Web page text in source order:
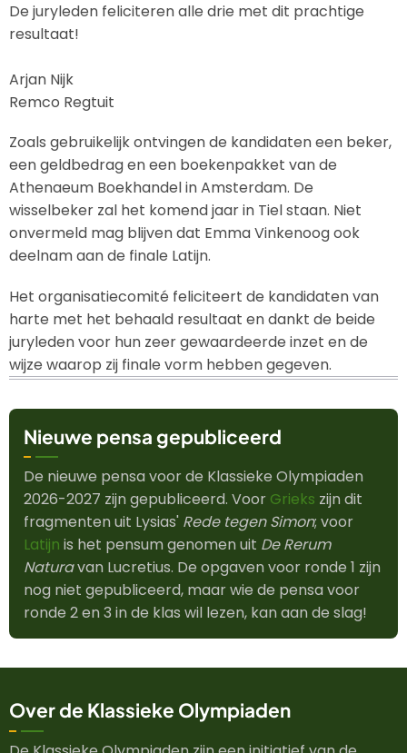
De juryleden feliciteren alle drie met dit prachtige
resultaat!
Arjan Nijk
Remco Regtuit
Zoals gebruikelijk ontvingen de kandidaten een beker,
een geldbedrag en een boekenpakket van de
Athenaeum Boekhandel in Amsterdam. De
wisselbeker zal het komend jaar in Tiel staan. Niet
onvermeld mag blijven dat Emma Vinkenoog ook
deelnam aan de finale Latijn.
Het organisatiecomité feliciteert de kandidaten van
harte met het behaald resultaat en dankt de beide
juryleden voor hun zeer gewaardeerde inzet en de
wijze waarop zij finale vorm hebben gegeven.
Nieuwe pensa gepubliceerd
De nieuwe pensa voor de Klassieke Olympiaden
2026-2027 zijn gepubliceerd. Voor Grieks zijn dit
fragmenten uit Lysias' Rede tegen Simon; voor
Latijn is het pensum genomen uit De Rerum
Naturavan Lucretius. De opgaven voor ronde 1 zijn
nog niet gepubliceerd, maar wie de pensa voor
ronde 2 en 3 in de klas wil lezen, kan aan de slag!
Over de Klassieke Olympiaden